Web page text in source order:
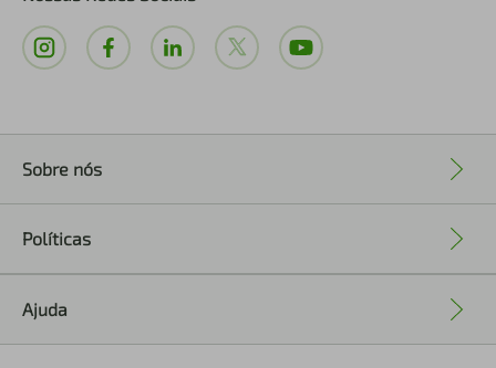
Sobre nós
Políticas
Ajuda